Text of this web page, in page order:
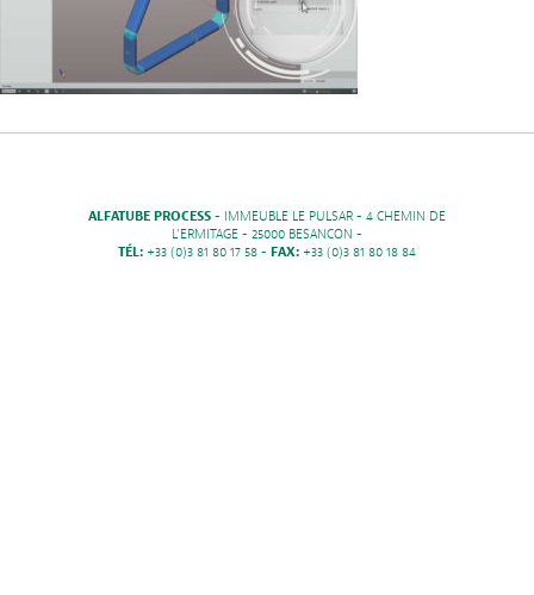
ALFATUBE PROCESS - IMMEUBLE LE PULSAR - 4 CHEMIN DE
L'ERMITAGE - 25000 BESANCON -
TÉL: +33 (0)3 81 80 17 58 - FAX: +33 (0)3 81 80 18 84